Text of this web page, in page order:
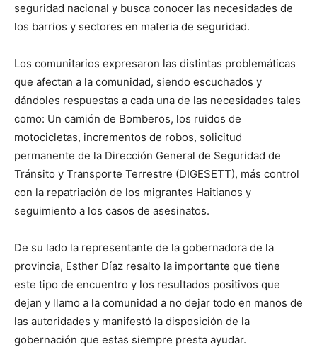
seguridad nacional y busca conocer las necesidades de
los barrios y sectores en materia de seguridad.
Los comunitarios expresaron las distintas problemáticas
que afectan a la comunidad, siendo escuchados y
dándoles respuestas a cada una de las necesidades tales
como: Un camión de Bomberos, los ruidos de
motocicletas, incrementos de robos, solicitud
permanente de la Dirección General de Seguridad de
Tránsito y Transporte Terrestre (DIGESETT), más control
con la repatriación de los migrantes Haitianos y
seguimiento a los casos de asesinatos.
De su lado la representante de la gobernadora de la
provincia, Esther Díaz resalto la importante que tiene
este tipo de encuentro y los resultados positivos que
dejan y llamo a la comunidad a no dejar todo en manos de
las autoridades y manifestó la disposición de la
gobernación que estas siempre presta ayudar.